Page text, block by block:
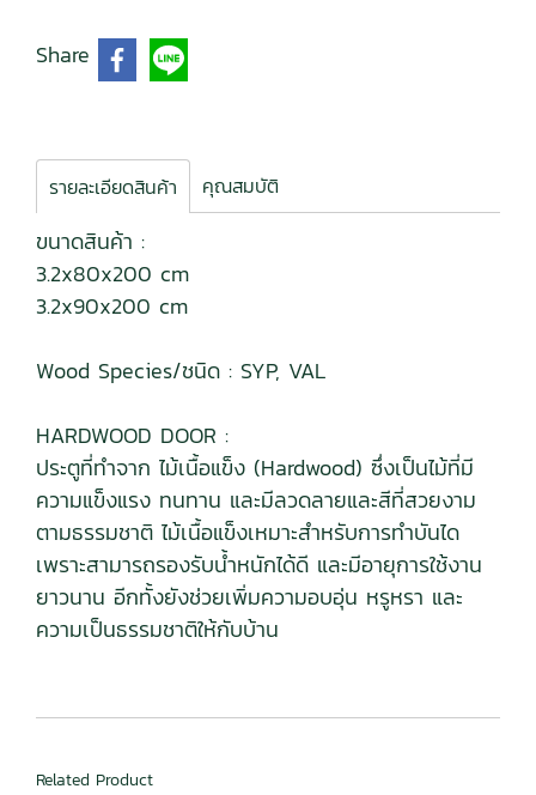
Share
รายละเอียดสินค้า คุณสมบัติ
ขนาดสินค้า :
3.2x80x200 cm
3.2x90x200 cm
Wood Species/ชนิด : SYP, VAL
HARDWOOD DOOR :
ประตูที่ทำจาก ไม้เนื้อแข็ง (Hardwood) ซึ่งเป็นไม้ที่มี
ความแข็งแรง ทนทาน และมีลวดลายและสีที่สวยงาม
ตามธรรมชาติ ไม้เนื้อแข็งเหมาะสำหรับการทำบันได
เพราะสามารถรองรับน้ำหนักได้ดี และมีอายุการใช้งาน
ยาวนาน อีกทั้งยังช่วยเพิ่มความอบอุ่น หรูหรา และ
ความเป็นธรรมชาติให้กับบ้าน
Related Product